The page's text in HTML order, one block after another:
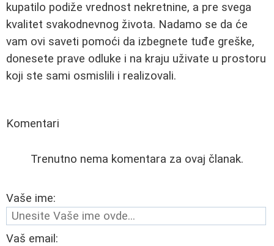
kupatilo podiže vrednost nekretnine, a pre svega
kvalitet svakodnevnog života. Nadamo se da će
vam ovi saveti pomoći da izbegnete tuđe greške,
donesete prave odluke i na kraju uživate u prostoru
koji ste sami osmislili i realizovali.
Komentari
Trenutno nema komentara za ovaj članak.
Vaše ime:
Vaš email: